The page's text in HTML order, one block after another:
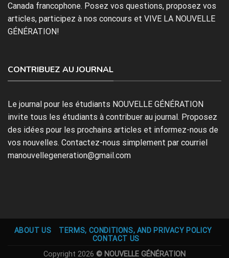
Canada francophone. Posez vos questions, proposez vos
articles, participez à nos concours et VIVE LA NOUVELLE
GÉNÉRATION!
CONTRIBUEZ AU JOURNAL
Le journal pour les étudiants NOUVELLE GÉNÉRATION
invite tous les étudiants à contribuer au journal. Proposez
des idées pour les prochains articles et informez-nous de
vos nouvelles. Contactez-nous simplement par courriel
manouvellegeneration@gmail.com
ABOUT US
TERMS, CONDITIONS, AND PRIVACY POLICY
CONTACT US
Copyright 2026 © NOUVELLE GÉNÉRATION